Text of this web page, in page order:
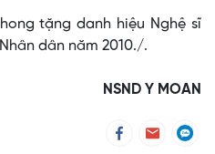
tặng danh hiệu Nghệ sĩ
dân năm 2010./.
NSND Y MOAN